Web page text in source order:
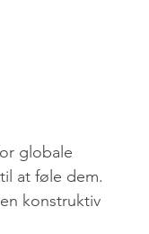
globale
at føle dem.
konstruktiv